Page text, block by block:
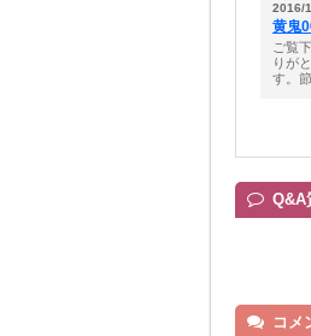
2016/
黄鬼
ご覧
りが
す。
Q&A
コメ